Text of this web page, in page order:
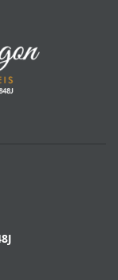
Imóveis